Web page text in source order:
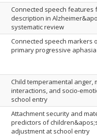
Connected speech features
description in
systematic review
Connected speech markers
primary progressive aphasia
Child temperamental anger,
interactions, and socio-
school entry
Attachment security and
predictors of
adjustment at school entry